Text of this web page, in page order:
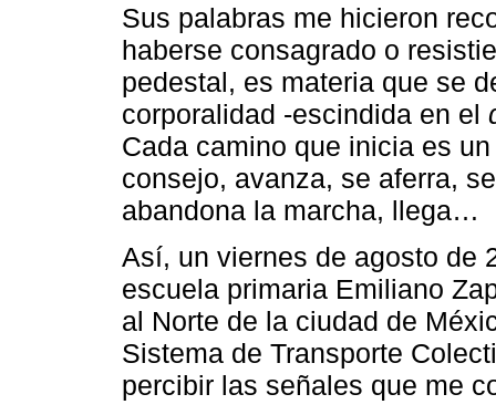
Sus palabras me hicieron
haberse consagrado o
pedestal, es materia que se
corporalidad -escindida en el
Cada camino que inicia es
consejo, avanza, se aferra,
abandona la marcha, llega…
Así, un viernes de agosto de
escuela primaria Emiliano
al Norte de la ciudad de
Sistema de Transporte
percibir las señales que me